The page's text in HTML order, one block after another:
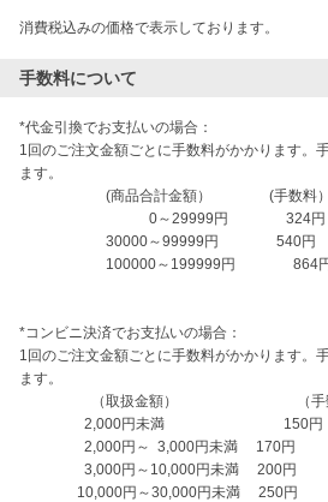
消費税込みの価格で表示しております。
手数料について
*代金引換でお支払いの場合：
1回のご注文金額ごとに手数料がかかります。
ます。
(商品合計金額）　　　　(手数料）
0～29999円　　　　324円
30000～99999円　　　　540円
100000～199999円　　　　864
*コンビニ決済でお支払いの場合：
1回のご注文金額ごとに手数料がかかります。
ます。
（取扱金額） 　　　　　　　　（手
10,000円～30,000円未満 　250円